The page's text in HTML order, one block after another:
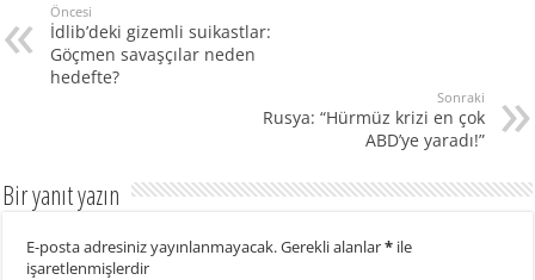
Öncesi
İdlib’deki gizemli suikastlar:
Göçmen savaşçılar neden
hedefte?
Sonraki
Rusya: “Hürmüz krizi en çok
ABD’ye yaradı!”
Bir yanıt yazın
E-posta adresiniz yayınlanmayacak.Gerekli alanlar* ile
işaretlenmişlerdir